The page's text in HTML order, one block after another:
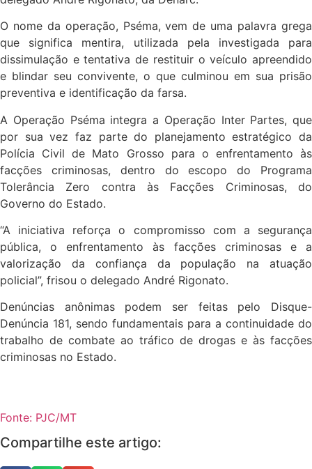
O nome da operação, Pséma, vem de uma palavra grega
que significa mentira, utilizada pela investigada para
dissimulação e tentativa de restituir o veículo apreendido
e blindar seu convivente, o que culminou em sua prisão
preventiva e identificação da farsa.
A Operação Pséma integra a Operação Inter Partes, que
por sua vez faz parte do planejamento estratégico da
Polícia Civil de Mato Grosso para o enfrentamento às
facções criminosas, dentro do escopo do Programa
Tolerância Zero contra às Facções Criminosas, do
Governo do Estado.
“A iniciativa reforça o compromisso com a segurança
pública, o enfrentamento às facções criminosas e a
valorização da confiança da população na atuação
policial”, frisou o delegado André Rigonato.
Denúncias anônimas podem ser feitas pelo Disque-
Denúncia 181, sendo fundamentais para a continuidade do
trabalho de combate ao tráfico de drogas e às facções
criminosas no Estado.
Fonte: PJC/MT
Compartilhe este artigo: